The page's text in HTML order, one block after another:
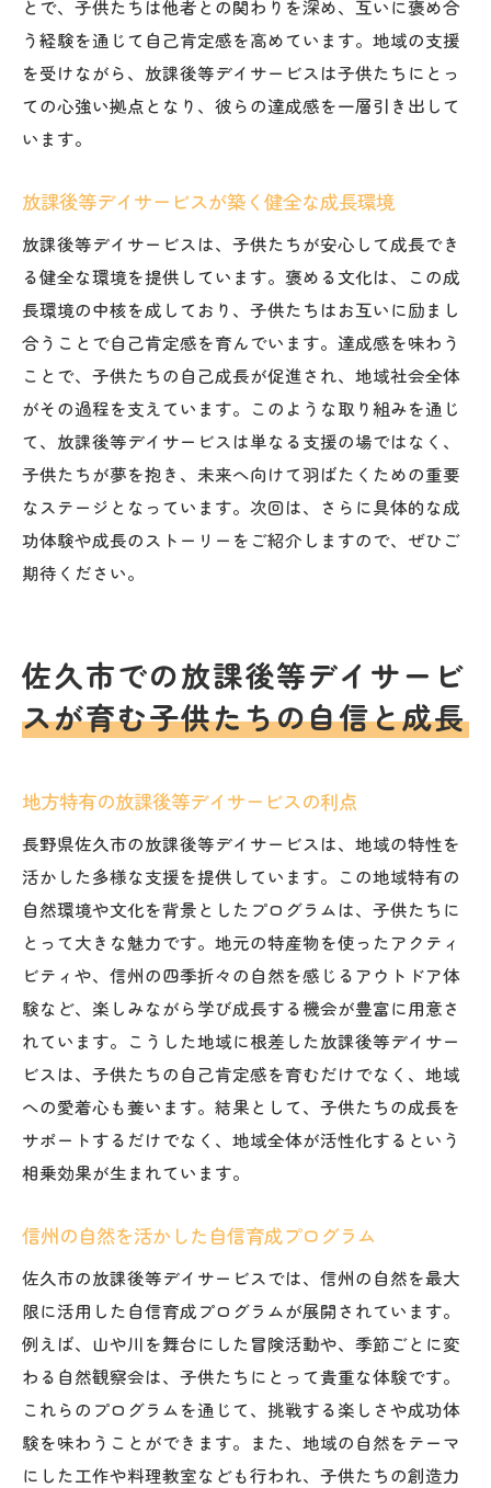
地域社会全体で支える成長環境
未来に向けた子供たちの自立支援プログラ
のサイクル
褒め合いがもたらすポジティブな学びの連
鎖
自己肯定感を育む褒め方の工夫
達成感を感じることで芽生える自信
褒められる喜びが次の挑戦を促す理由
放課後等デイサービスでの褒め合いの実践
自己肯定感と達成感が生む未来への希望
とで、子供たちは他者との関わりを深め、互いに褒め合
う経験を通じて自己肯定感を高めています。地域の支援
を受けながら、放課後等デイサービスは子供たちにとっ
ての心強い拠点となり、彼らの達成感を一層引き出して
います。
放課後等デイサービスが築く健全な成長環境
放課後等デイサービスは、子供たちが安心して成長でき
る健全な環境を提供しています。褒める文化は、この成
長環境の中核を成しており、子供たちはお互いに励まし
合うことで自己肯定感を育んでいます。達成感を味わう
ことで、子供たちの自己成長が促進され、地域社会全体
がその過程を支えています。このような取り組みを通じ
て、放課後等デイサービスは単なる支援の場ではなく、
子供たちが夢を抱き、未来へ向けて羽ばたくための重要
なステージとなっています。次回は、さらに具体的な成
功体験や成長のストーリーをご紹介しますので、ぜひご
期待ください。
佐久市での放課後等デイサービ
スが育む子供たちの自信と成長
地方特有の放課後等デイサービスの利点
長野県佐久市の放課後等デイサービスは、地域の特性を
活かした多様な支援を提供しています。この地域特有の
自然環境や文化を背景としたプログラムは、子供たちに
とって大きな魅力です。地元の特産物を使ったアクティ
ビティや、信州の四季折々の自然を感じるアウトドア体
験など、楽しみながら学び成長する機会が豊富に用意さ
れています。こうした地域に根差した放課後等デイサー
ビスは、子供たちの自己肯定感を育むだけでなく、地域
への愛着心も養います。結果として、子供たちの成長を
サポートするだけでなく、地域全体が活性化するという
相乗効果が生まれています。
信州の自然を活かした自信育成プログラム
佐久市の放課後等デイサービスでは、信州の自然を最大
限に活用した自信育成プログラムが展開されています。
例えば、山や川を舞台にした冒険活動や、季節ごとに変
わる自然観察会は、子供たちにとって貴重な体験です。
これらのプログラムを通じて、挑戦する楽しさや成功体
験を味わうことができます。また、地域の自然をテーマ
にした工作や料理教室なども行われ、子供たちの創造力